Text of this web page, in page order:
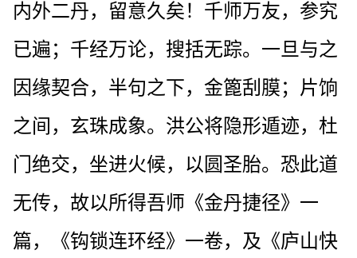
内外二丹，留意久矣！千师万友，参究
已遍；千经万论，搜括无踪。一旦与之
因缘契合，半句之下，金篦刮膜；片饷
之间，玄珠成象。洪公将隐形遁迹，杜
门绝交，坐进火候，以圆圣胎。恐此道
无传，故以所得吾师《金丹捷径》一
篇，《钩锁连环经》一卷，及《庐山快